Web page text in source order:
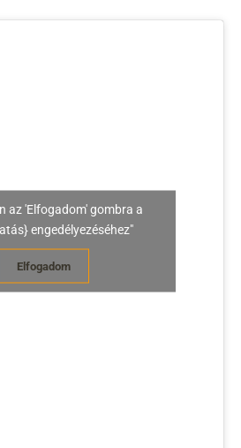
az 'Elfogadom' gombra a
engedélyezéséhez"
Elfogadom